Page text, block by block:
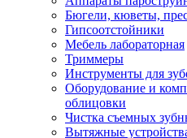
Бюгели, кюветы,
Гипсоотстойники
Мебель лабораторная
Триммеры
Инструменты для
Оборудование и
облицовки
Чистка съемных
Вытяжные